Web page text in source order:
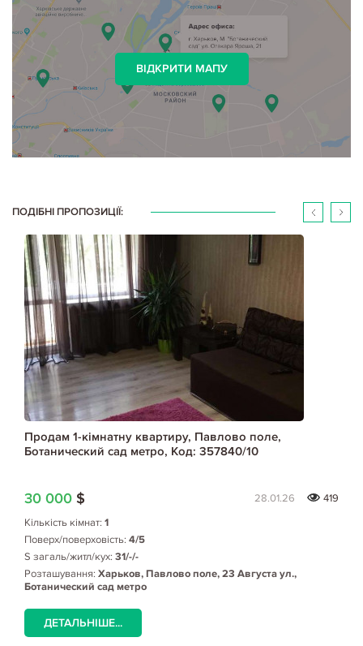
ВІДКРИТИ МАПУ
ПОДІБНІ ПРОПОЗИЦІЇ:
Продам 1-кімнатну квартиру, Павлово поле,
Ботанический сад метро, Код: 357840/10
30 000 $ 28.01.26
419
Кількість кімнат: 1
Поверх/поверховість: 4/5
S загаль/житл/кух: 31/-/-
Розташування: Харьков, Павлово поле, 23 Августа ул.,
Ботанический сад метро
ДЕТАЛЬНІШЕ...